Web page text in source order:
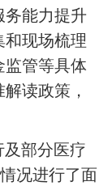
务能力提升
现场梳理
监管等具体
读政策，
部分医疗
况进行了面